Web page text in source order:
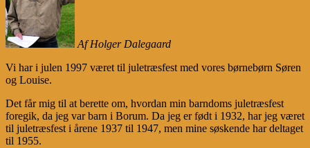
Af Holger Dalegaard
Vi har i julen 1997 været til juletræsfest med vores børnebørn Søren
og Louise.
Det får mig til at berette om, hvordan min barndoms juletræsfest
foregik, da jeg var barn i Borum. Da jeg er født i 1932, har jeg været
til juletræsfest i årene 1937 til 1947, men mine søskende har deltaget
til 1955.